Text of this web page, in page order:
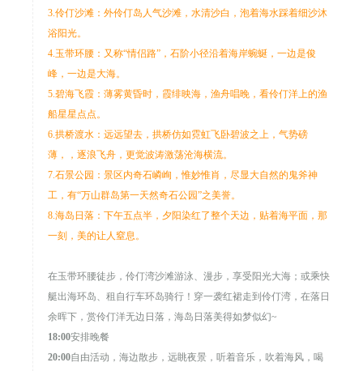
3.伶仃沙滩：外伶仃岛人气沙滩，水清沙白，泡着海水踩着细沙沐
浴阳光。
4.玉带环腰：又称“情侣路”，石阶小径沿着海岸蜿蜒，一边是俊
峰，一边是大海。
5.碧海飞霞：薄雾黄昏时，霞绯映海，渔舟唱晚，看伶仃洋上的渔
船星星点点。
6.拱桥渡水：远远望去，拱桥仿如霓虹飞卧碧波之上，气势磅
薄，，逐浪飞舟，更觉波涛激荡沧海横流。
7.石景公园：景区内奇石嶙峋，惟妙惟肖，尽显大自然的鬼斧神
工，有“万山群岛第一天然奇石公园”之美誉。
8.海岛日落：下午五点半，夕阳染红了整个天边，贴着海平面，那
一刻，美的让人窒息。
在玉带环腰徒步，伶仃湾沙滩游泳、漫步，享受阳光大海；或乘快
艇出海环岛、租自行车环岛骑行！穿一袭红裙走到伶仃湾，在落日
余晖下，赏伶仃洋无边日落，海岛日落美得如梦似幻~
18:00安排晚餐
20:00自由活动，海边散步，远眺夜景，听着音乐，吹着海风，喝